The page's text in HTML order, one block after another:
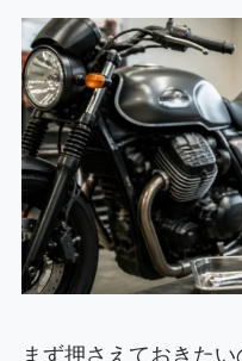
まず押さえておきた